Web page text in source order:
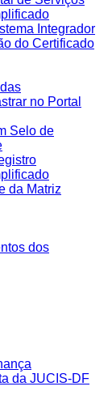
Integrador
do Certificado
no Portal
Selo de
da Matriz
dos
da JUCIS-DF